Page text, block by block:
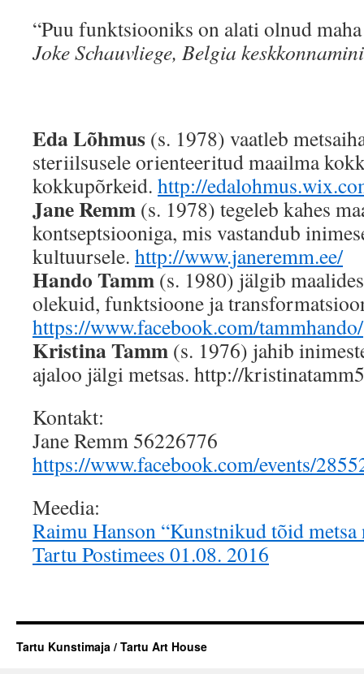
“Puu funktsiooniks on alati olnud
Joke Schauvliege, Belgia
Eda Lõhmus (s. 1978) vaatleb
steriilsusele orienteeritud maailma
kokkupõrkeid. http://
Jane Remm (s. 1978) tegeleb kahes
kontseptsiooniga, mis vastandub
kultuursele. http://www.janeremm.ee/
Hando Tamm (s. 1980) jälgib
olekuid, funktsioone ja
https://www.facebook.com/tammhando/
Kristina Tamm (s. 1976) jahib
ajaloo jälgi metsas. http://
Kontakt:
Jane Remm 56226776
https://www.facebook.com/events/
Meedia:
Raimu Hanson “Kunstnikud tõid metsa
Tartu Postimees 01.08. 2016
Tartu Kunstimaja / Tartu Art House